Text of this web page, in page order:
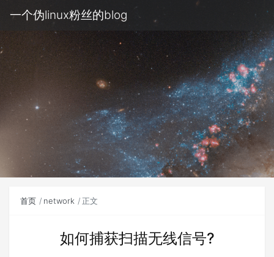
一个伪linux粉丝的blog
首页 network 正文
如何捕获扫描无线信号?